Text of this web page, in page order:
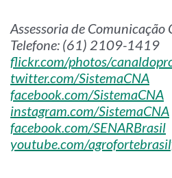
Assessoria de Comunicação
Telefone: (61) 2109-1419
flickr.com/photos/
twitter.com/SistemaCNA
facebook.com/SistemaCNA
instagram.com/SistemaCNA
facebook.com/SENARBrasil
youtube.com/